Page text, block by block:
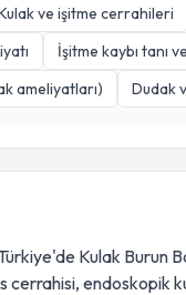
ve işitme cerrahileri
İşitme kaybı tanı
ameliyatları)
Dudak
Kulak Burun
cerrahisi, endoskopik